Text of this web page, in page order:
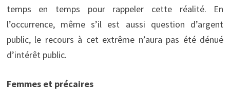
temps en temps pour rappeler cette réalité. En
l’occurrence, même s’il est aussi question d’argent
public, le recours à cet extrême n’aura pas été dénué
d’intérêt public.
Femmes et précaires